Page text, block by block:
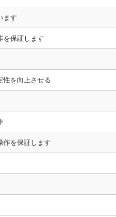
ます
を保証します
性を向上させる
作を保証します